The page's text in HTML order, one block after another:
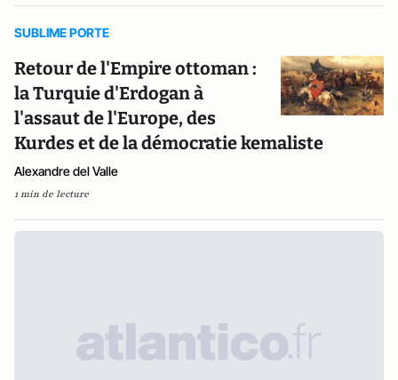
SUBLIME PORTE
Retour de l'Empire ottoman :
la Turquie d'Erdogan à
l'assaut de l'Europe, des
Kurdes et de la démocratie kemaliste
Alexandre del Valle
1 min de lecture